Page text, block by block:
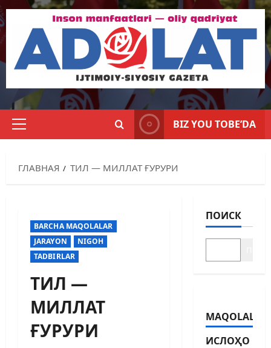
BIZ YOU TOBE’DA
ГЛАВНАЯ ТИЛ — МИЛЛАТ ҒУРУРИ
BARCHA MAQOLALAR
JARAYON
NIGOH
TADBIRLAR
ТИЛ —
МИЛЛАТ
ҒУРУРИ
ПОИСК
MAQOLALAR
ИСЛОҲО